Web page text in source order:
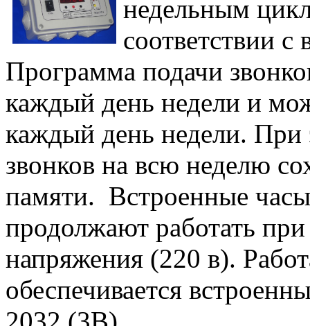
недельным
соответствии
Программа подачи
каждый день недели и
каждый день недели. При
звонков на всю неделю
памяти. Встроенные
продолжают работать
напряжения (220 в).
обеспечивается